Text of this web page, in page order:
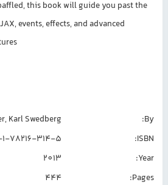
you baffled, this book will guide you
with AJAX, events, effects, and advanced
features.
Chaffer, Karl Swedberg
978-1-78216-314-5